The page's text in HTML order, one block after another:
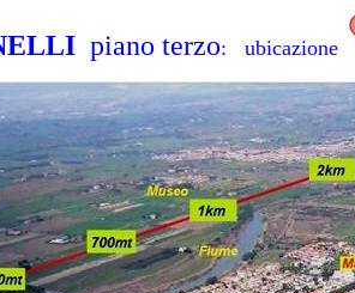
piano terzo: ubicazione